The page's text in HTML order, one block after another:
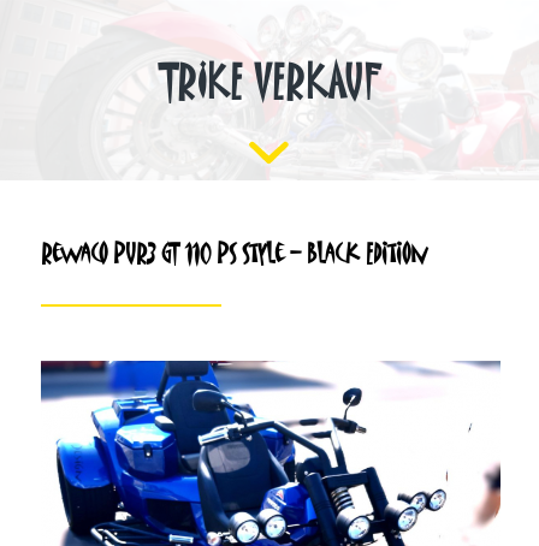
TRIKE VERKAUF
Rewaco PUR3 GT 110 PS Style – Black Edition